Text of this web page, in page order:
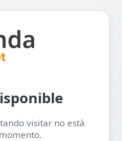
visitar no está